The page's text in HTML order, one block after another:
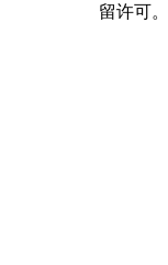
留许可。